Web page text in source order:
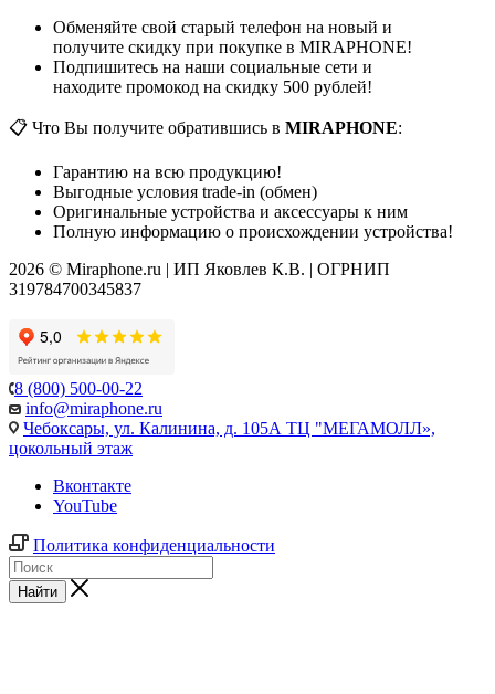
Обменяйте свой старый телефон на новый и
получите скидку при покупке в MIRAPHONE!
Подпишитесь на наши социальные сети и
находите промокод на скидку 500 рублей!
📋 Что Вы получите обратившись в MIRAPHONE:
Гарантию на всю продукцию!
Выгодные условия trade-in (обмен)
Оригинальные устройства и аксессуары к ним
Полную информацию о происхождении устройства!
2026 © Miraphone.ru | ИП Яковлев К.В. | ОГРНИП
319784700345837
8 (800) 500-00-22
info@miraphone.ru
Чебоксары, ул. Калинина, д. 105А ТЦ "МЕГАМОЛЛ»,
цокольный этаж
Вконтакте
YouTube
Политика конфиденциальности
Найти